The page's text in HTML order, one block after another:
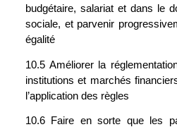
budgétaire, salariat et dans le
sociale, et parvenir
égalité
10.5 Améliorer la
institutions et marchés
l’application des règles
10.6 Faire en sorte que les